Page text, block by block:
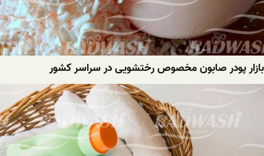
بازار پودر صابون مخصوص رختشویی در سراسر کشور